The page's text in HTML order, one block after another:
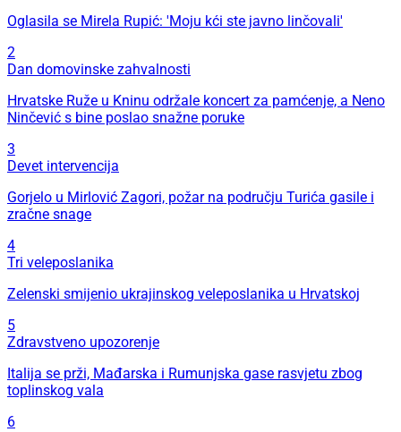
Oglasila se Mirela Rupić: 'Moju kći ste javno linčovali'
2
Dan domovinske zahvalnosti
Hrvatske Ruže u Kninu održale koncert za pamćenje, a Neno
Ninčević s bine poslao snažne poruke
3
Devet intervencija
Gorjelo u Mirlović Zagori, požar na području Turića gasile i
zračne snage
4
Tri veleposlanika
Zelenski smijenio ukrajinskog veleposlanika u Hrvatskoj
5
Zdravstveno upozorenje
Italija se prži, Mađarska i Rumunjska gase rasvjetu zbog
toplinskog vala
6